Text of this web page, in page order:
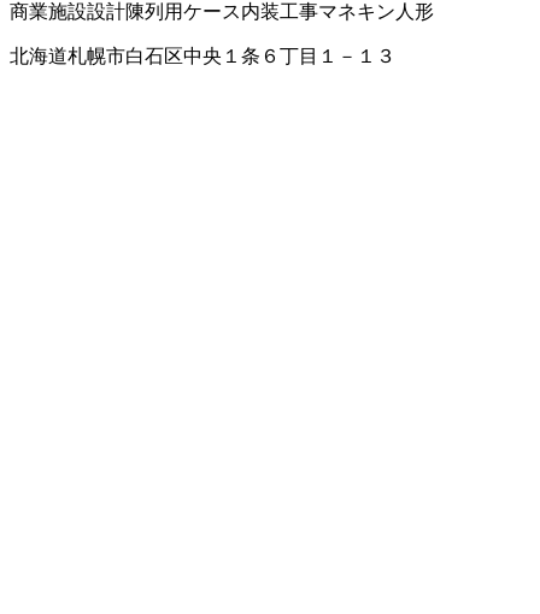
商業施設設計陳列用ケース内装工事マネキン人形
北海道札幌市白石区中央１条６丁目１－１３